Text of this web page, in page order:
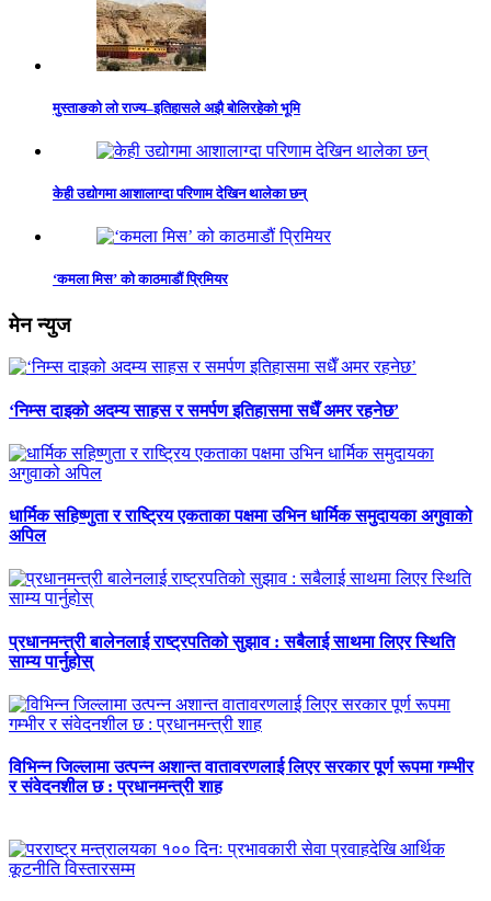
मुस्ताङको लो राज्य–इतिहासले अझै बोलिरहेको भूमि
केही उद्योगमा आशालाग्दा परिणाम देखिन थालेका छन्
‘कमला मिस’ को काठमाडौं प्रिमियर
मेन न्युज
‘निम्स दाइको अदम्य साहस र समर्पण इतिहासमा सधैँ अमर रहनेछ’
धार्मिक सहिष्णुता र राष्ट्रिय एकताका पक्षमा उभिन धार्मिक समुदायका अगुवाको
अपिल
प्रधानमन्त्री बालेनलाई राष्ट्रपतिको सुझाव : सबैलाई साथमा लिएर स्थिति
साम्य पार्नुहोस्
विभिन्न जिल्लामा उत्पन्न अशान्त वातावरणलाई लिएर सरकार पूर्ण रूपमा गम्भीर
र संवेदनशील छ : प्रधानमन्त्री शाह